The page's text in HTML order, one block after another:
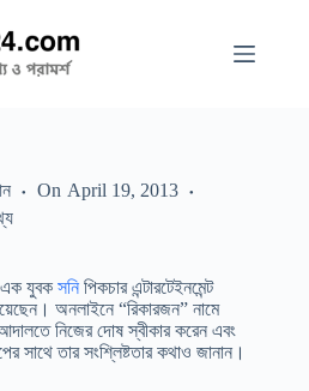
On April 19, 2013
এক যুবক সনি পিকচার এন্টারটেইনমেন্ট
অনলাইনে “রিকারজন” নামে
নিজের দোষ স্বীকার করেন এবং
সাথে তার সংশ্লিষ্টতার কথাও জানান।